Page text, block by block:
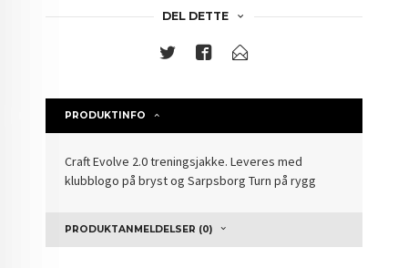
DEL DETTE
PRODUKTINFO
Craft Evolve 2.0 treningsjakke. Leveres med
klubblogo på bryst og Sarpsborg Turn på rygg
PRODUKTANMELDELSER (0)